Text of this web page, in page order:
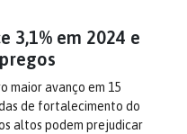
3,1% em 2024 e
maior avanço em 15
de fortalecimento do
altos podem prejudicar